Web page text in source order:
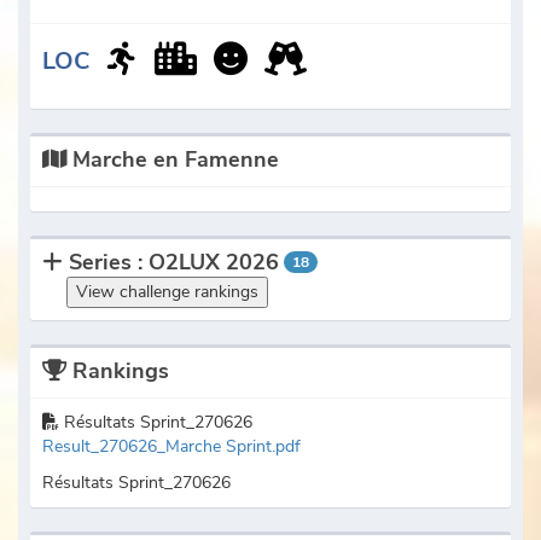
LOC
Marche en Famenne
Series : O2LUX 2026 18
View challenge rankings
Rankings
Résultats Sprint_270626
Result_270626_Marche Sprint.pdf
Résultats Sprint_270626